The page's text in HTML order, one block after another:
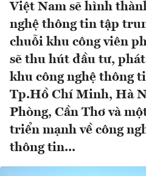
Việt Nam sẽ hình
nghệ thông tin tập
chuỗi khu công viên
sẽ thu hút đầu tư,
khu công nghệ thông
Tp.Hồ Chí Minh, Hà
Phòng, Cần Thơ và
triển mạnh về công
thông tin...